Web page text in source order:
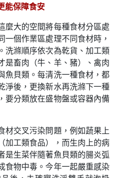
能保障食安
麼大的空間將每種食材分區處
個作業區處理不同食材時，
洗滌順序依次為乾貨、加工類
是畜肉（牛、羊、豬）、禽肉
魚貝類。每清洗一種食材，都
淨後，更換新水再洗滌下一種
要分類放在盛物盤或容器內備
材交叉污染問題，例如蔬果上
加工類食品），而生肉上的病
是生菜伴隨著魚貝類的腸炎弧
食物中毒。今年一起嚴重感染